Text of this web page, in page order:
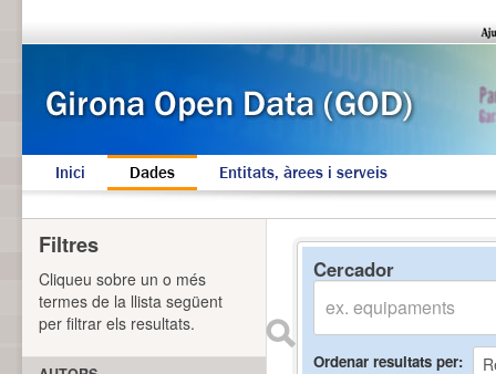
Inici Dades Entitats, àrees i serveis
Cercador
Ordenar resultats per
Filtres
Cliqueu sobre un o més
termes de la llista següent
per filtrar els resultats.